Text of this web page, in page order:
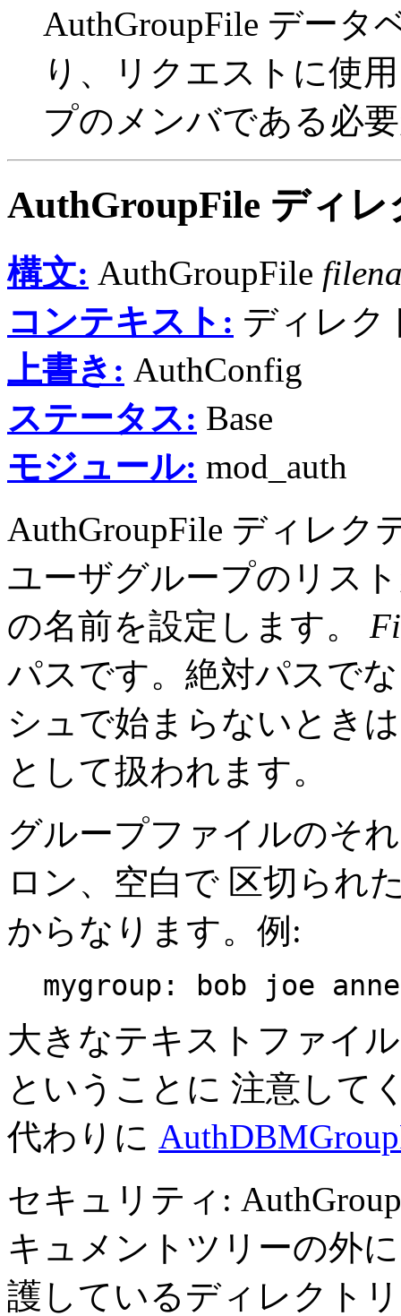
AuthGroupFile データ
り、リクエストに使
プのメンバである必
AuthGroupFile ディレ
構文: AuthGroupFile
コンテキスト: ディレク
上書き: AuthConfig
ステータス: Base
モジュール: mod_auth
AuthGroupFile ディレク
ユーザグループのリス
の名前を設定します。
パスです。絶対パスで
シュで始まらないとき
として扱われます。
グループファイルのそ
ロン、空白で 区切られ
からなります。例:
mygroup: bob joe anne
大きなテキストファイ
ということに 注意して
代わりに
セキュリティ:
キュメントツリーの外
護しているディレクト